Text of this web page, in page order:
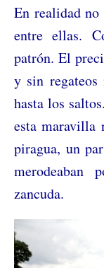
En realidad no
entre ellas.
patrón. El
y sin regateos
hasta los
esta maravilla
piragua, un
merodeaban
zancuda.